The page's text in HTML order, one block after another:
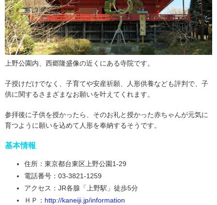
上野公園内、西郷隆盛像の近くにある寺院です。
子授けだけでなく、子育てや安産祈願、人形供養なども評判で、子
供に関するさまざまなお願いを叶えてくれます。
参拝後に子供を授かったら、そのお礼と授かった赤ちゃんが元気に
育つように願いを込めて人形を奉納するそうです。
基本情報
住所：東京都台東区上野公園1-29
電話番号：03-3821-1259
アクセス：JR各腺「上野駅」徒歩5分
ＨＰ： http://kaneiji.jp/information